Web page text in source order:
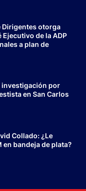
Dirigentes otorga
de la ADP
a plan de
por
en San Carlos
Collado: ¿Le
en bandeja de plata?